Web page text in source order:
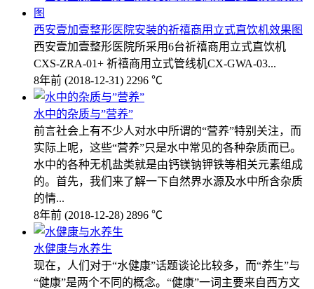
西安壹加壹整形医院安装的祈禧商用立式直饮机效果图
西安壹加壹整形医院所采用6台祈禧商用立式直饮机
CXS-ZRA-01+ 祈禧商用立式管线机CX-GWA-03...
8年前 (2018-12-31) 2296 ℃
水中的杂质与”营养”
前言社会上有不少人对水中所谓的“营养”特别关注，而
实际上呢，这些“营养”只是水中常见的各种杂质而已。
水中的各种无机盐类就是由钙镁钠钾铁等相关元素组成
的。首先，我们来了解一下自然界水源及水中所含杂质
的情...
8年前 (2018-12-28) 2896 ℃
水健康与水养生
现在，人们对于“水健康”话题谈论比较多，而“养生”与
“健康”是两个不同的概念。“健康”一词主要来自西方文